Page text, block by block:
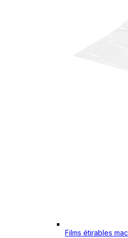
Films étirables